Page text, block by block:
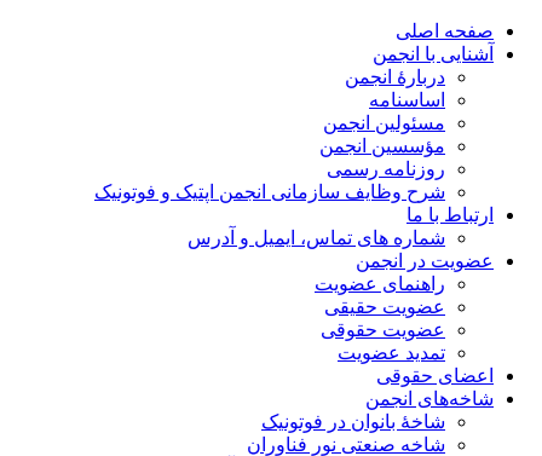
صفحه اصلی
آشنایی با انجمن
دربارۀ انجمن
اساسنامه
مسئولین انجمن
مؤسسین انجمن
روزنامه رسمی
شرح وظایف سازمانی انجمن اپتیک و فوتونیک
ارتباط با ما
شماره های تماس، ایمیل و آدرس
عضویت در انجمن
راهنمای عضویت
عضویت حقیقی
عضویت حقوقی
تمدید عضویت
اعضای حقوقی
شاخه‌های انجمن
شاخۀ بانوان در فوتونیک
شاخه صنعتی نور فناوران